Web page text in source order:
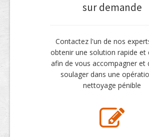
sur demande
Contactez l'un de nos
obtenir une solution rapide et
afin de vous accompagner et
soulager dans une
nettoyage pénible